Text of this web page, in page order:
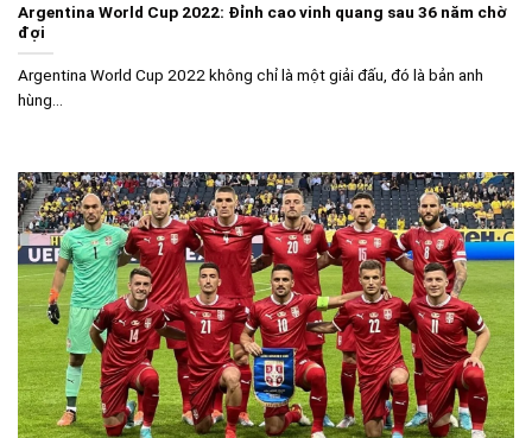
Argentina World Cup 2022: Đỉnh cao vinh quang sau 36 năm chờ
đợi
Argentina World Cup 2022 không chỉ là một giải đấu, đó là bản anh
hùng...